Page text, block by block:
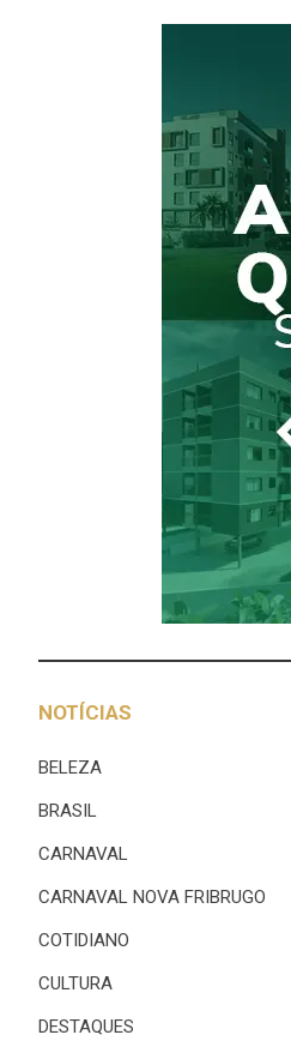
NOTÍCIAS
BELEZA
BRASIL
CARNAVAL
CARNAVAL NOVA FRIBRUGO
COTIDIANO
CULTURA
DESTAQUES